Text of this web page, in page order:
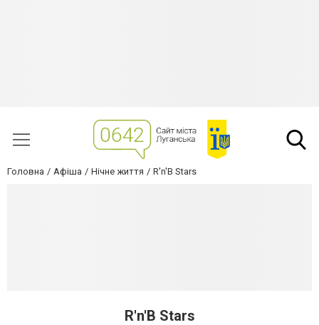
Головна Афіша Нічне життя R'n'B Stars
R'n'B Stars